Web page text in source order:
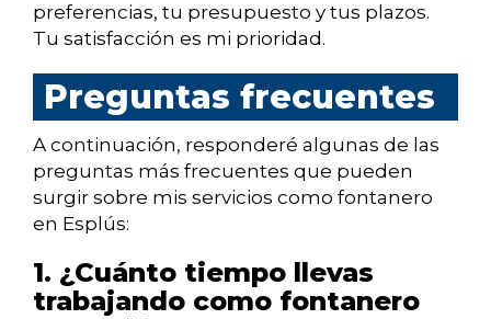
preferencias, tu presupuesto y tus plazos.
Tu satisfacción es mi prioridad.
Preguntas frecuentes
A continuación, responderé algunas de las
preguntas más frecuentes que pueden
surgir sobre mis servicios como fontanero
en Esplús:
1. ¿Cuánto tiempo llevas
trabajando como fontanero